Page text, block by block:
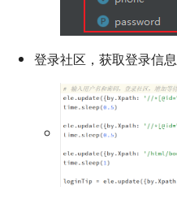
登录社区，获取登录信息